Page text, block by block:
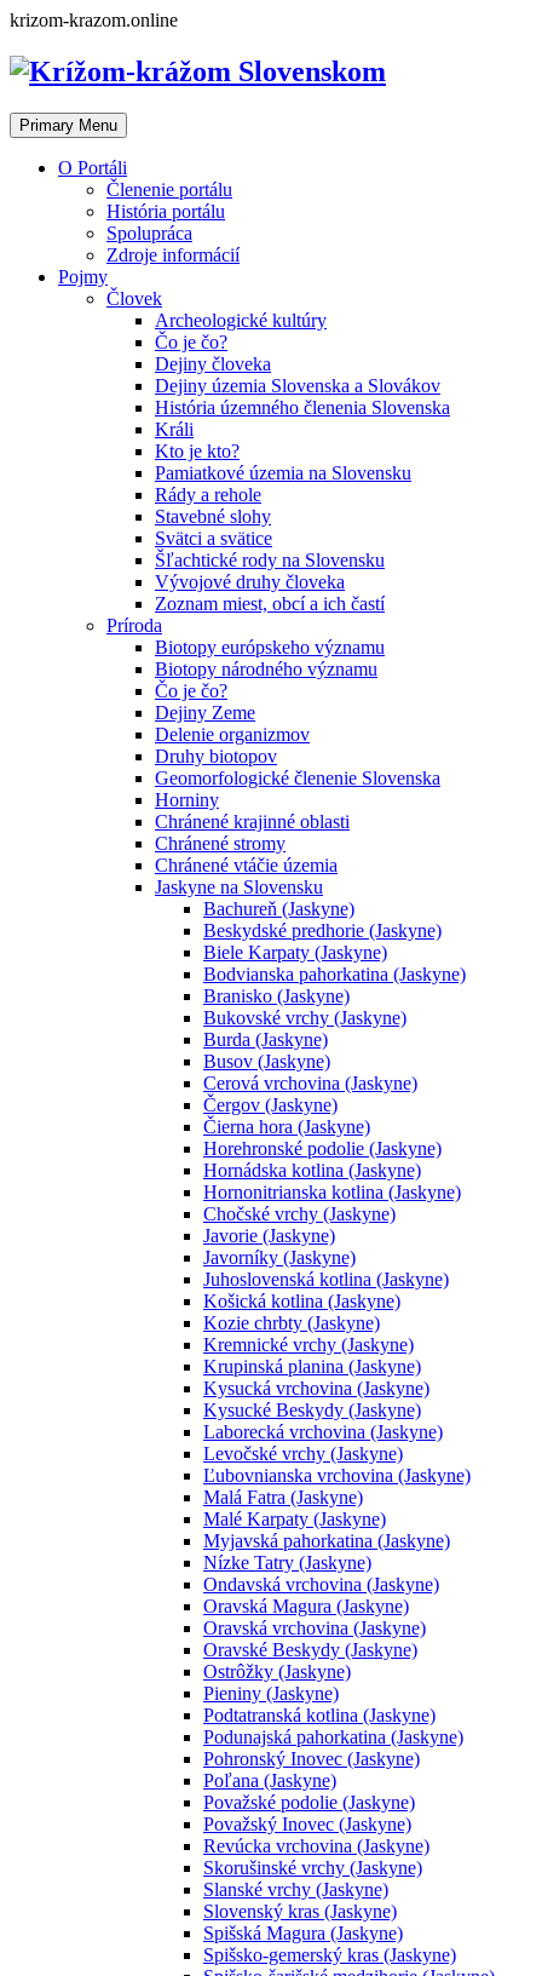
Skip
content
krizom-krazom.online
Primary Menu
O Portáli
Členenie portálu
História portálu
Spolupráca
Zdroje informácií
Pojmy
Človek
Archeologické kultúry
Čo je čo?
Dejiny človeka
Dejiny územia Slovenska a Slovákov
História územného členenia Slovenska
Králi
Kto je kto?
Pamiatkové územia na Slovensku
Rády a rehole
Stavebné slohy
Svätci a svätice
Šľachtické rody na Slovensku
Vývojové druhy človeka
Zoznam miest, obcí a ich častí
Príroda
Biotopy európskeho významu
Biotopy národného významu
Čo je čo?
Dejiny Zeme
Delenie organizmov
Druhy biotopov
Geomorfologické členenie Slovenska
Horniny
Chránené krajinné oblasti
Chránené stromy
Chránené vtáčie územia
Jaskyne na Slovensku
Bachureň (Jaskyne)
Beskydské predhorie (Jaskyne)
Biele Karpaty (Jaskyne)
Bodvianska pahorkatina (Jaskyne)
Branisko (Jaskyne)
Bukovské vrchy (Jaskyne)
Burda (Jaskyne)
Busov (Jaskyne)
Cerová vrchovina (Jaskyne)
Čergov (Jaskyne)
Čierna hora (Jaskyne)
Horehronské podolie (Jaskyne)
Hornádska kotlina (Jaskyne)
Hornonitrianska kotlina (Jaskyne)
Chočské vrchy (Jaskyne)
Javorie (Jaskyne)
Javorníky (Jaskyne)
Juhoslovenská kotlina (Jaskyne)
Košická kotlina (Jaskyne)
Kozie chrbty (Jaskyne)
Kremnické vrchy (Jaskyne)
Krupinská planina (Jaskyne)
Kysucká vrchovina (Jaskyne)
Kysucké Beskydy (Jaskyne)
Laborecká vrchovina (Jaskyne)
Levočské vrchy (Jaskyne)
Ľubovnianska vrchovina (Jaskyne)
Malá Fatra (Jaskyne)
Malé Karpaty (Jaskyne)
Myjavská pahorkatina (Jaskyne)
Nízke Tatry (Jaskyne)
Ondavská vrchovina (Jaskyne)
Oravská Magura (Jaskyne)
Oravská vrchovina (Jaskyne)
Oravské Beskydy (Jaskyne)
Ostrôžky (Jaskyne)
Pieniny (Jaskyne)
Podtatranská kotlina (Jaskyne)
Podunajská pahorkatina (Jaskyne)
Pohronský Inovec (Jaskyne)
Poľana (Jaskyne)
Považské podolie (Jaskyne)
Považský Inovec (Jaskyne)
Revúcka vrchovina (Jaskyne)
Skorušinské vrchy (Jaskyne)
Slanské vrchy (Jaskyne)
Slovenský kras (Jaskyne)
Spišská Magura (Jaskyne)
Spišsko-gemerský kras (Jaskyne)